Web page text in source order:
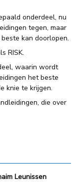
onderdeel, nu
tegen, maar
kan doorlopen.
RISK.
waarin wordt
het beste
knie te krijgen.
die over
Leunissen